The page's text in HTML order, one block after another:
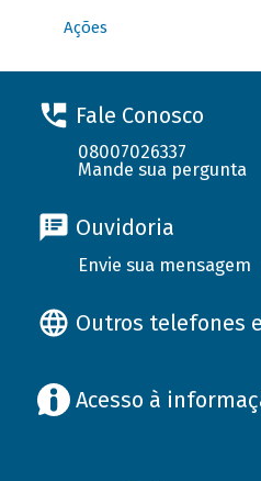
Ações
Fale Conosco
08007026337
Mande sua pergunta
Ouvidoria
Envie sua mensagem
Outros telefones
Acesso à